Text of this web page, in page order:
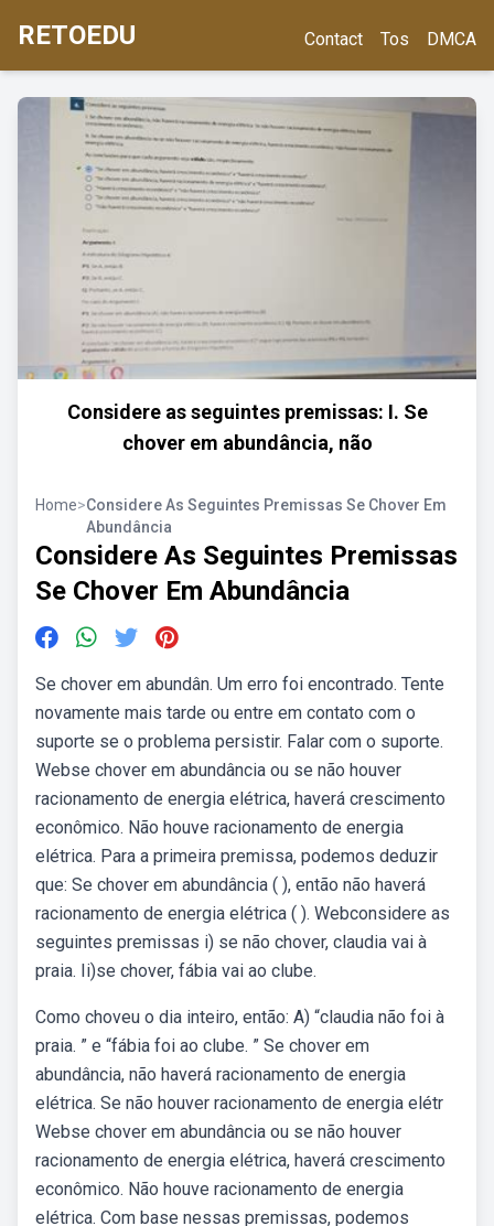
RETOEDU Contact Tos DMCA
Considere as seguintes premissas: I. Se
chover em abundância, não
Home>Considere As Seguintes Premissas Se Chover Em
Abundância
Considere As Seguintes Premissas
Se Chover Em Abundância
Se chover em abundân. Um erro foi encontrado. Tente
novamente mais tarde ou entre em contato com o
suporte se o problema persistir. Falar com o suporte.
Webse chover em abundância ou se não houver
racionamento de energia elétrica, haverá crescimento
econômico. Não houve racionamento de energia
elétrica. Para a primeira premissa, podemos deduzir
que: Se chover em abundância ( ), então não haverá
racionamento de energia elétrica ( ). Webconsidere as
seguintes premissas i) se não chover, claudia vai à
praia. Ii)se chover, fábia vai ao clube.
Como choveu o dia inteiro, então: A) “claudia não foi à
praia. ” e “fábia foi ao clube. ” Se chover em
abundância, não haverá racionamento de energia
elétrica. Se não houver racionamento de energia elétr
Webse chover em abundância ou se não houver
racionamento de energia elétrica, haverá crescimento
econômico. Não houve racionamento de energia
elétrica. Com base nessas premissas, podemos